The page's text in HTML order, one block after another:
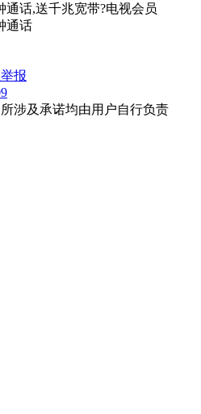
通话,送千兆宽带?电视会员
通话
报
涉及承诺均由用户自行负责